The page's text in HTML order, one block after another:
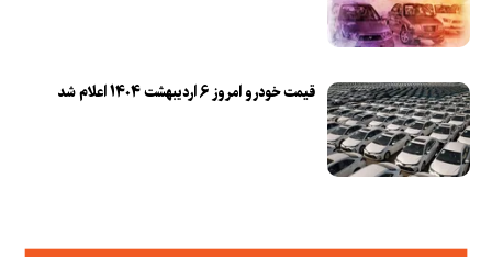
قیمت خودرو امروز ۶ اردیبهشت ۱۴۰۴ اعلام شد